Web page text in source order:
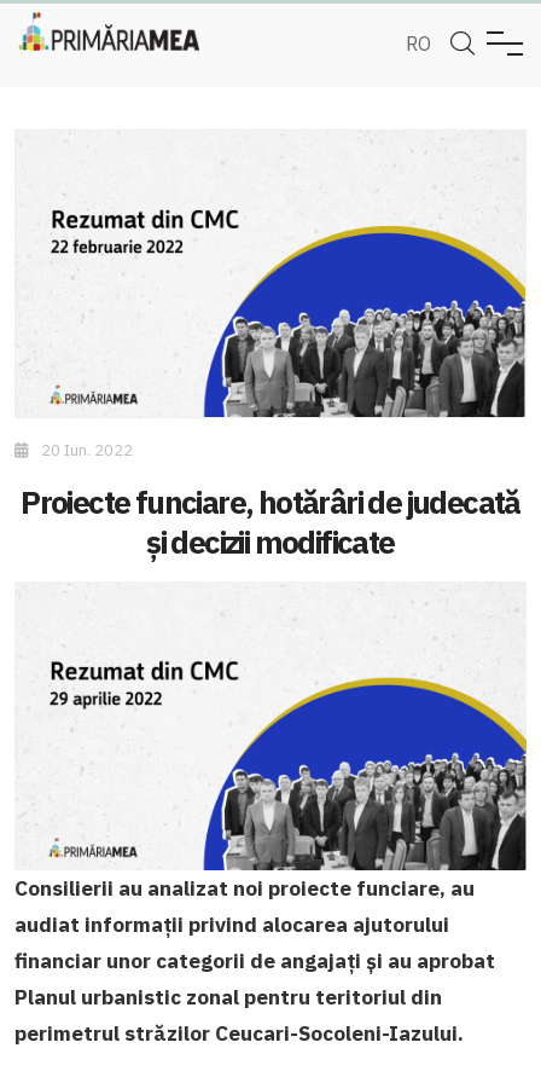
RO
20 Iun. 2022
Proiecte funciare, hotărâri de judecată
și decizii modificate
Consilierii au analizat noi proiecte funciare, au
audiat informații privind alocarea ajutorului
financiar unor categorii de angajați și au aprobat
Planul urbanistic zonal pentru teritoriul din
perimetrul străzilor Ceucari-Socoleni-Iazului.